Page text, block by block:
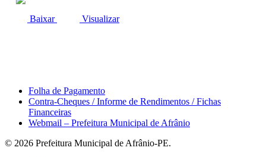
Baixar Visualizar
Folha de Pagamento
Contra-Cheques / Informe de Rendimentos / Fichas
Financeiras
Webmail – Prefeitura Municipal de Afrânio
© 2026 Prefeitura Municipal de Afrânio-PE.